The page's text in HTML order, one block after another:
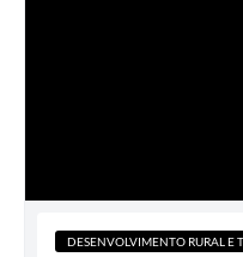
DESENVOLVIMENTO RURAL E